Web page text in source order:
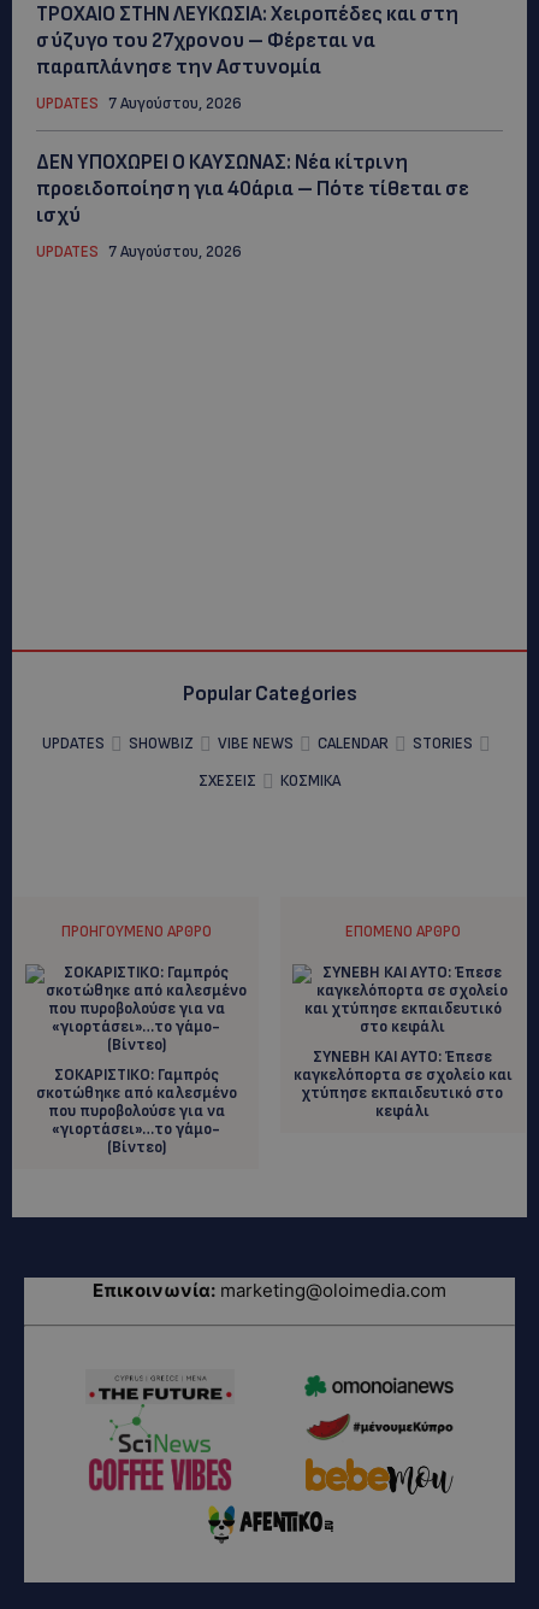
ΤΡΟΧΑΙΟ ΣΤΗΝ ΛΕΥΚΩΣΙΑ: Χειροπέδες και στη
σύζυγο του 27χρονου – Φέρεται να
παραπλάνησε την Αστυνομία
UPDATES 7 Αυγούστου, 2026
ΔΕΝ ΥΠΟΧΩΡΕΙ Ο ΚΑΥΣΩΝΑΣ: Νέα κίτρινη
προειδοποίηση για 40άρια – Πότε τίθεται σε
ισχύ
UPDATES 7 Αυγούστου, 2026
Popular Categories
UPDATES SHOWBIZ VIBE NEWS CALENDAR
STORIES
ΣΧΕΣΕΙΣ
ΚΟΣΜΙΚΑ
ΠΡΟΗΓΟΎΜΕΝΟ ΆΡΘΡΟ
ΣΟΚΑΡΙΣΤΙΚΟ: Γαμπρός
σκοτώθηκε από καλεσμένο
που πυροβολούσε για να
«γιορτάσει»…το γάμο-
(Βίντεο)
ΕΠΌΜΕΝΟ ΆΡΘΡΟ
ΣΥΝΕΒΗ ΚΑΙ ΑΥΤΟ: Έπεσε
καγκελόπορτα σε σχολείο και
χτύπησε εκπαιδευτικό στο
κεφάλι
Επικοινωνία: marketing@oloimedia.com